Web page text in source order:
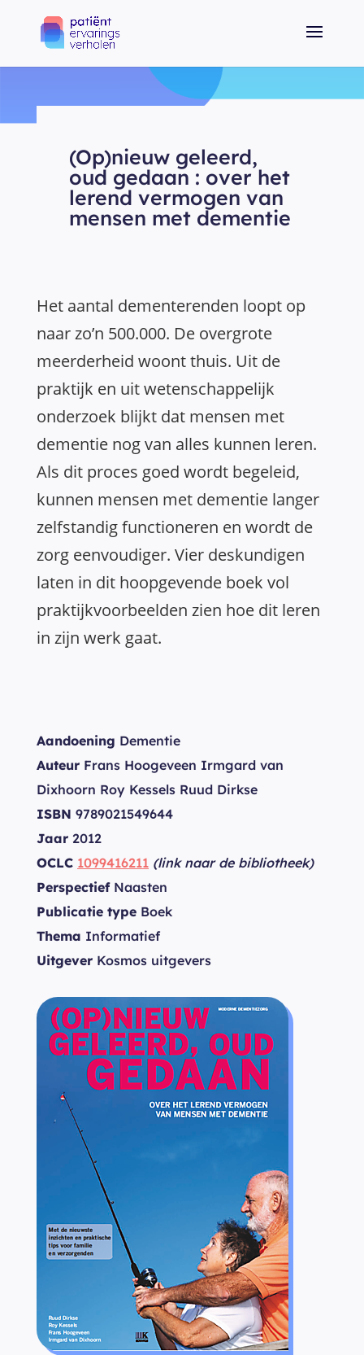
(Op)nieuw geleerd,
oud gedaan : over het
lerend vermogen van
mensen met dementie
Het aantal dementerenden loopt op
naar zo’n 500.000. De overgrote
meerderheid woont thuis. Uit de
praktijk en uit wetenschappelijk
onderzoek blijkt dat mensen met
dementie nog van alles kunnen leren.
Als dit proces goed wordt begeleid,
kunnen mensen met dementie langer
zelfstandig functioneren en wordt de
zorg eenvoudiger. Vier deskundigen
laten in dit hoopgevende boek vol
praktijkvoorbeelden zien hoe dit leren
in zijn werk gaat.
Aandoening Dementie
Auteur Frans Hoogeveen Irmgard van
Dixhoorn Roy Kessels Ruud Dirkse
ISBN 9789021549644
Jaar 2012
OCLC 1099416211 (link naar de bibliotheek)
PerspectiefNaasten
Publicatie type Boek
Thema Informatief
Uitgever Kosmos uitgevers